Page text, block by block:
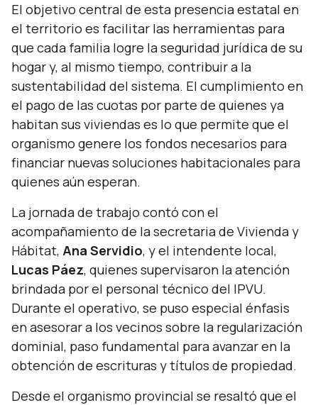
El objetivo central de esta presencia estatal en
el territorio es facilitar las herramientas para
que cada familia logre la seguridad jurídica de su
hogar y, al mismo tiempo, contribuir a la
sustentabilidad del sistema. El cumplimiento en
el pago de las cuotas por parte de quienes ya
habitan sus viviendas es lo que permite que el
organismo genere los fondos necesarios para
financiar nuevas soluciones habitacionales para
quienes aún esperan.
La jornada de trabajo contó con el
acompañamiento de la secretaria de Vivienda y
Hábitat, Ana Servidio, y el intendente local,
Lucas Páez, quienes supervisaron la atención
brindada por el personal técnico del IPVU.
Durante el operativo, se puso especial énfasis
en asesorar a los vecinos sobre la regularización
dominial, paso fundamental para avanzar en la
obtención de escrituras y títulos de propiedad.
Desde el organismo provincial se resaltó que el